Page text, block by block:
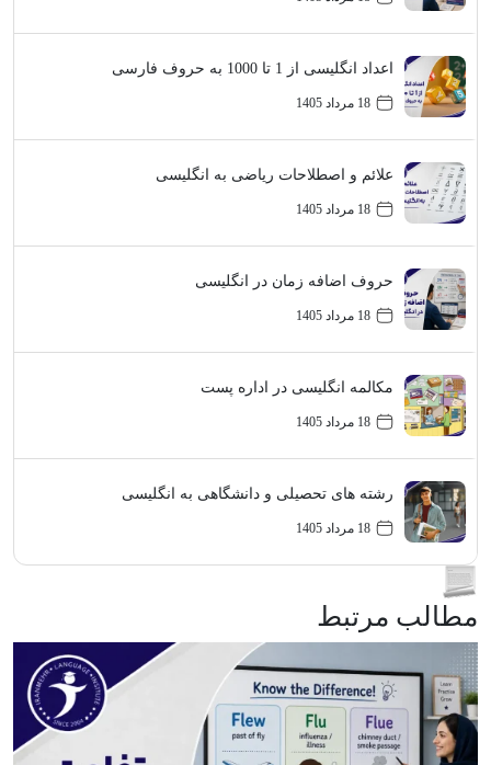
اعداد انگلیسی از 1 تا 1000 به حروف فارسی
18 مرداد 1405
علائم و اصطلاحات ریاضی به انگلیسی
18 مرداد 1405
حروف اضافه زمان در انگلیسی
18 مرداد 1405
مکالمه انگلیسی در اداره پست
18 مرداد 1405
رشته های تحصیلی و دانشگاهی به انگلیسی
18 مرداد 1405
مطالب مرتبط